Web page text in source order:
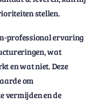
stellen.
professional ervaring
wat
en wat niet. Deze
om
vermijden en de